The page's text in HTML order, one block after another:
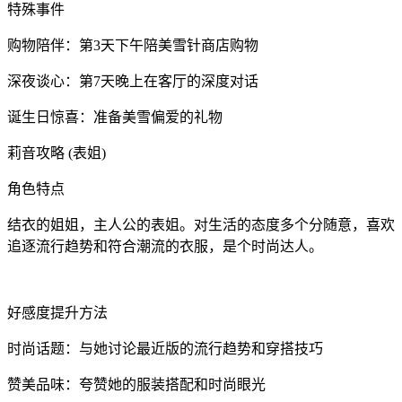
特殊事件
购物陪伴：第3天下午陪美雪针商店购物
深夜谈心：第7天晚上在客厅的深度对话
诞生日惊喜：准备美雪偏爱的礼物
莉音攻略 (表姐)
角色特点
结衣的姐姐，主人公的表姐。对生活的态度多个分随意，喜欢
追逐流行趋势和符合潮流的衣服，是个时尚达人。
好感度提升方法
时尚话题：与她讨论最近版的流行趋势和穿搭技巧
赞美品味：夸赞她的服装搭配和时尚眼光